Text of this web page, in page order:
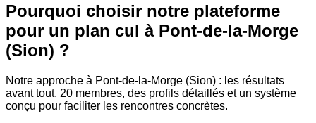
Pourquoi choisir notre plateforme
pour un plan cul à Pont-de-la-Morge
(Sion) ?
Notre approche à Pont-de-la-Morge (Sion) : les résultats
avant tout. 20 membres, des profils détaillés et un système
conçu pour faciliter les rencontres concrètes.